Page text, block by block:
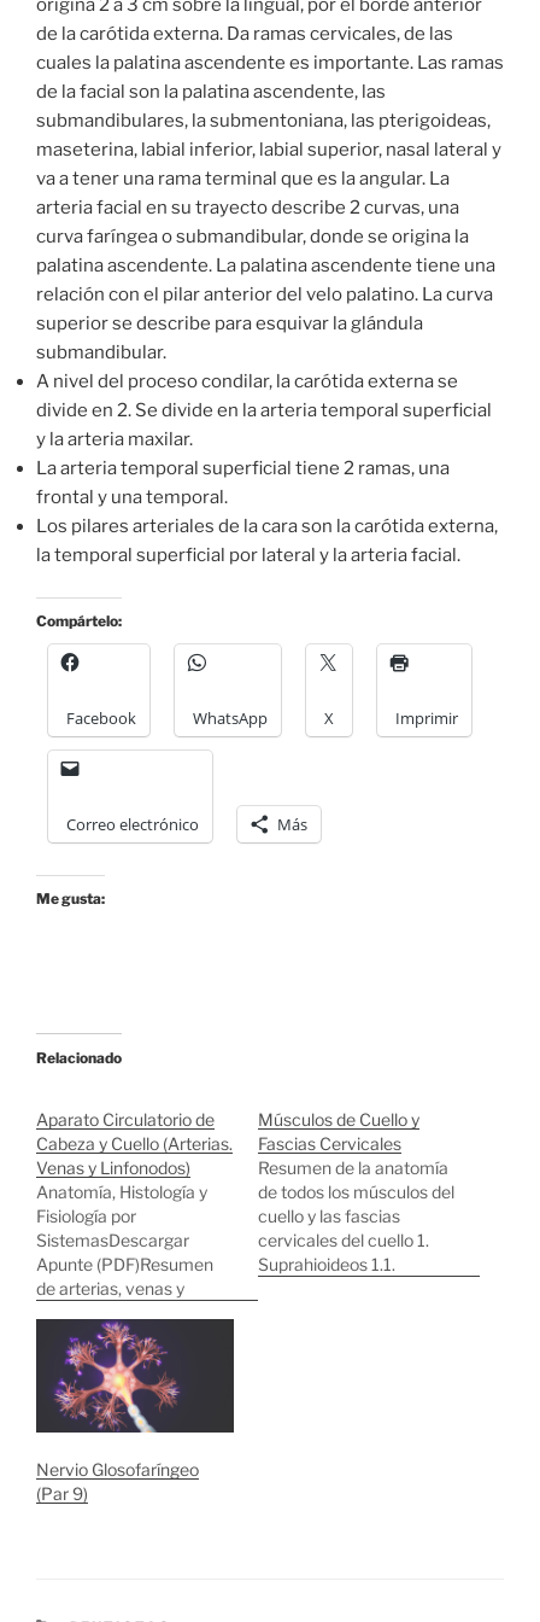
origina 2 a 3 cm sobre la lingual, por el borde anterior
de la carótida externa. Da ramas cervicales, de las
cuales la palatina ascendente es importante. Las ramas
de la facial son la palatina ascendente, las
submandibulares, la submentoniana, las pterigoideas,
maseterina, labial inferior, labial superior, nasal lateral y
va a tener una rama terminal que es la angular. La
arteria facial en su trayecto describe 2 curvas, una
curva faríngea o submandibular, donde se origina la
palatina ascendente. La palatina ascendente tiene una
relación con el pilar anterior del velo palatino. La curva
superior se describe para esquivar la glándula
submandibular.
A nivel del proceso condilar, la carótida externa se
divide en 2. Se divide en la arteria temporal superficial
y la arteria maxilar.
La arteria temporal superficial tiene 2 ramas, una
frontal y una temporal.
Los pilares arteriales de la cara son la carótida externa,
la temporal superficial por lateral y la arteria facial.
Compártelo:
Facebook WhatsApp X Imprimir
Correo electrónico Más
Me gusta:
Relacionado
Aparato Circulatorio de
Cabeza y Cuello (Arterias.
Venas y Linfonodos)
Anatomía, Histología y
Fisiología por
SistemasDescargar
Apunte (PDF)Resumen
de arterias, venas y
cuelloIrrigación1.
Aorta1.1. Carótida
Común1.1.1. Carótida
Interna1.1.2. Carótida
Externa1.1.2.1.
Superior1.1.2.1.1.
Laringea
Músculos de Cuello y
Fascias Cervicales
Resumen de la anatomía
de todos los músculos del
cuello y las fascias
cervicales del cuello 1.
Suprahioideos 1.1.
Nervio Glosofaríngeo
(Par 9)